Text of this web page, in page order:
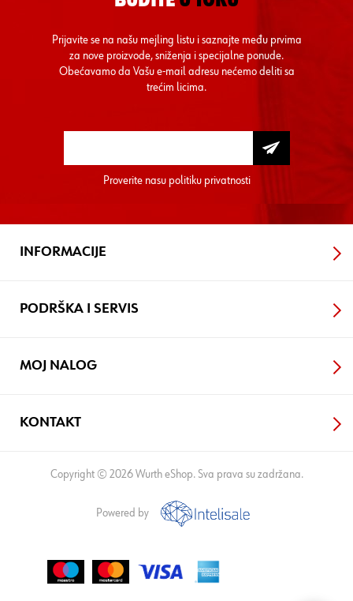
Prijavite se na našu mejling listu i saznajte među prvima
za nove proizvode, sniženja i specijalne ponude.
Obećavamo da Vašu e-mail adresu nećemo deliti sa
trećim licima.
Proverite nasu politiku privatnosti
INFORMACIJE
PODRŠKA I SERVIS
MOJ NALOG
KONTAKT
Copyright © 2026 Wurth eShop. Sva prava su zadržana.
Powered by